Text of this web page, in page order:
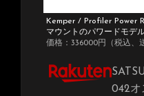
Kemper / Profiler Power
マウントのパワードモデ
価格：336000円（税込、
042オ